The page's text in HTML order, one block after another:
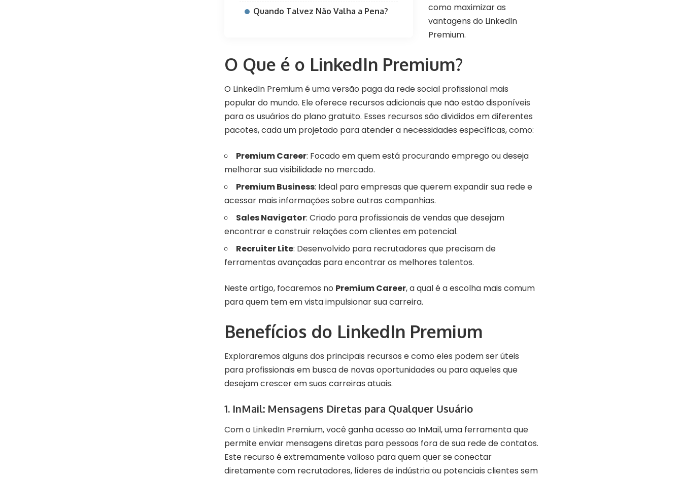
Quando Talvez Não Valha a Pena?
como maximizar as
vantagens do LinkedIn
Premium.
O Que é o LinkedIn Premium?
O LinkedIn Premium é uma versão paga da rede social profissional mais
popular do mundo. Ele oferece recursos adicionais que não estão disponíveis
para os usuários do plano gratuito. Esses recursos são divididos em diferentes
pacotes, cada um projetado para atender a necessidades específicas, como:
Premium Career: Focado em quem está procurando emprego ou deseja
melhorar sua visibilidade no mercado.
Premium Business: Ideal para empresas que querem expandir sua rede e
acessar mais informações sobre outras companhias.
Sales Navigator: Criado para profissionais de vendas que desejam
encontrar e construir relações com clientes em potencial.
Recruiter Lite: Desenvolvido para recrutadores que precisam de
ferramentas avançadas para encontrar os melhores talentos.
Neste artigo, focaremos no Premium Career, a qual é a escolha mais comum
para quem tem em vista impulsionar sua carreira.
Benefícios do LinkedIn Premium
Exploraremos alguns dos principais recursos e como eles podem ser úteis
para profissionais em busca de novas oportunidades ou para aqueles que
desejam crescer em suas carreiras atuais.
1. InMail: Mensagens Diretas para Qualquer Usuário
Com o LinkedIn Premium, você ganha acesso ao InMail, uma ferramenta que
permite enviar mensagens diretas para pessoas fora de sua rede de contatos.
Este recurso é extremamente valioso para quem quer se conectar
diretamente com recrutadores, líderes de indústria ou potenciais clientes sem